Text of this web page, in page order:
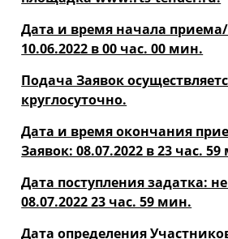
Дата и время начала
10.06.2022 в 00 час. 00 мин.
Подача Заявок
круглосуточно.
Дата и время окончания
Заявок: 08.07.2022 в 23 час.
Дата поступления задатка:
08.07.2022 23 час. 59 мин.
Дата определения